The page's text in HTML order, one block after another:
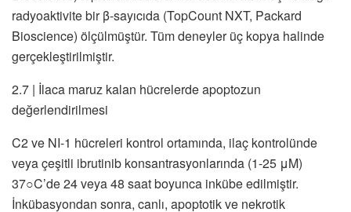
radyoaktivite bir β-sayıcıda (TopCount NXT, Packard
Bioscience) ölçülmüştür. Tüm deneyler üç kopya halinde
gerçekleştirilmiştir.
2.7 | İlaca maruz kalan hücrelerde apoptozun
değerlendirilmesi
C2 ve NI-1 hücreleri kontrol ortamında, ilaç kontrolünde
veya çeşitli ibrutinib konsantrasyonlarında (1-25 μM)
37○C’de 24 veya 48 saat boyunca inkübe edilmiştir.
İnkübasyondan sonra, canlı, apoptotik ve nekrotik